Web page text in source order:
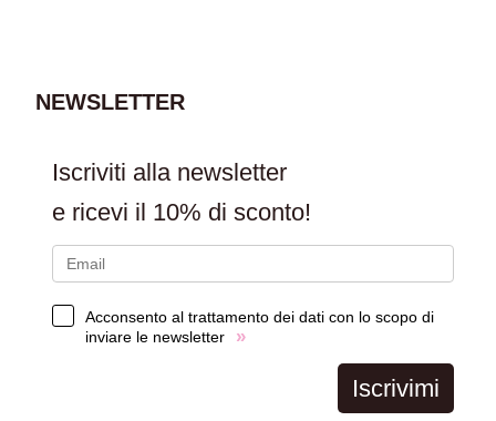
NEWSLETTER
Iscriviti alla newsletter
e ricevi il 10% di sconto!
Acconsento al trattamento dei dati con lo scopo di
inviare le newsletter
»
Iscrivimi